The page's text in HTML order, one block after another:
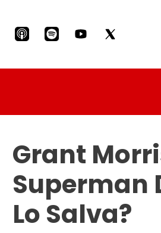
Grant
Superman
Lo Salva?